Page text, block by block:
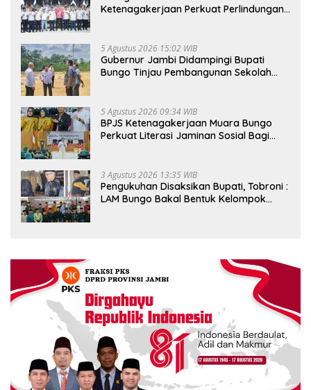
Ketenagakerjaan Perkuat Perlindungan
5 Agustus 2026 15:02 WIB
Gubernur Jambi Didampingi Bupati
Bungo Tinjau Pembangunan Sekolah
5 Agustus 2026 09:34 WIB
BPJS Ketenagakerjaan Muara Bungo
Perkuat Literasi Jaminan Sosial Bagi
3 Agustus 2026 13:35 WIB
Pengukuhan Disaksikan Bupati, Tobroni :
LAM Bungo Bakal Bentuk Kelompok